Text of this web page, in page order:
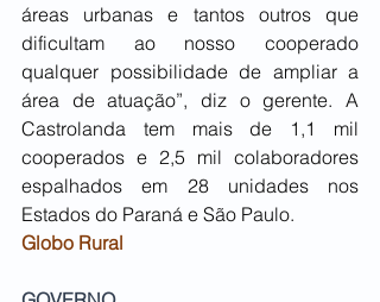
áreas urbanas e tantos outros que
dificultam ao nosso cooperado
qualquer possibilidade de ampliar a
área de atuação”, diz o gerente. A
Castrolanda tem mais de 1,1 mil
cooperados e 2,5 mil colaboradores
espalhados em 28 unidades nos
Estados do Paraná e São Paulo.
Globo Rural